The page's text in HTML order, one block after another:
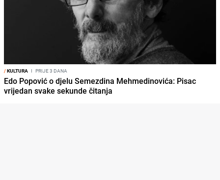
/KULTURA I PRIJE 3 DANA
Edo Popović o djelu Semezdina Mehmedinovića: Pisac
vrijedan svake sekunde čitanja